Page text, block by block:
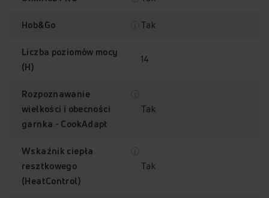
Plug&Play
Hob&Go Tak
Liczba poziomów mocy
(H)
14
Rozpoznawanie
wielkości i obecności
garnka - CookAdapt
Tak
Wskaźnik ciepła
resztkowego
(HeatControl)
Tak